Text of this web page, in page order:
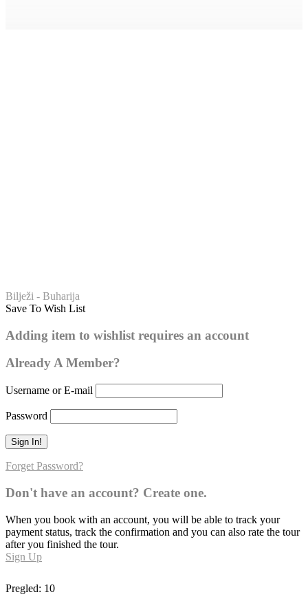
Buharija – broj hadisa: 162
0
Bilježi - Buharija
Save To Wish List
Adding item to wishlist requires an account
Already A Member?
Username or E-mail
Password
Forget Password?
Don't have an account? Create one.
When you book with an account, you will be able to track your
payment status, track the confirmation and you can also rate the tour
after you finished the tour.
Sign Up
Pregled: 10